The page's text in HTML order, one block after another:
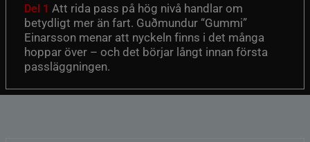
Del 1 Att rida pass på hög nivå handlar om
betydligt mer än fart. Guðmundur “Gummi”
Einarsson menar att nyckeln finns i det många
hoppar över – och det börjar långt innan första
passläggningen.